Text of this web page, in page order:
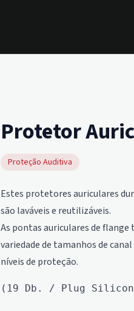
Protetor
Proteção Auditiva
Estes protetores auriculares
são laváveis e reutilizáveis.
As pontas auriculares de
variedade de tamanhos de
níveis de proteção.
(19 Db. / Plug